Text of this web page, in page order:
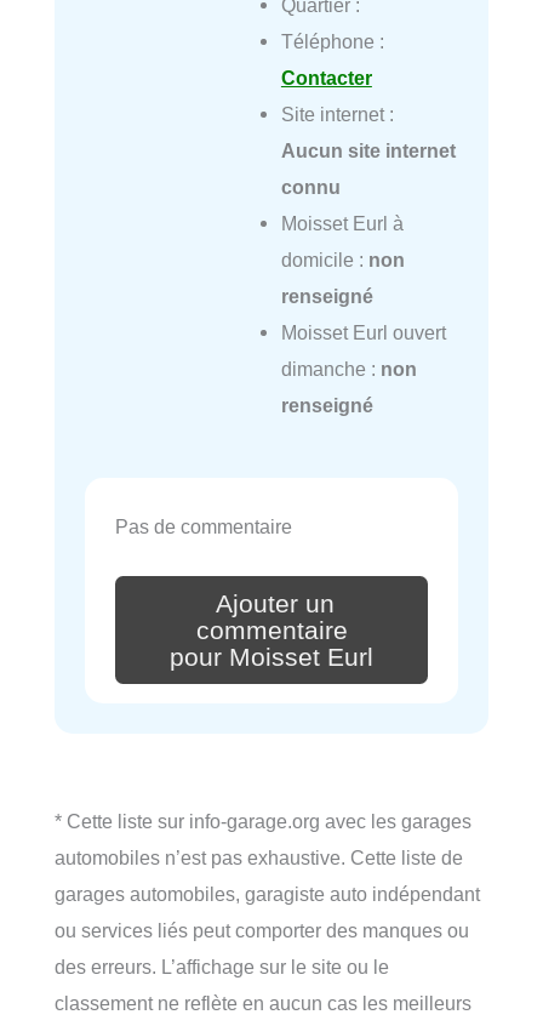
Quartier :
Téléphone :
Contacter
Site internet :
Aucun site internet
connu
Moisset Eurl à
domicile : non
renseigné
Moisset Eurl ouvert
dimanche : non
renseigné
Pas de commentaire
Ajouter un
commentaire
pour Moisset Eurl
* Cette liste sur info-garage.org avec les garages
automobiles n’est pas exhaustive. Cette liste de
garages automobiles, garagiste auto indépendant
ou services liés peut comporter des manques ou
des erreurs. L’affichage sur le site ou le
classement ne reflète en aucun cas les meilleurs